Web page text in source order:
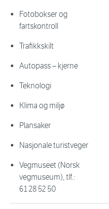
Fotobokser og
fartskontroll
Trafikkskilt
Autopass – kjerne
Teknologi
Klima og miljø
Plansaker
Nasjonale turistveger
Vegmuseet (Norsk
vegmuseum), tlf.:
61 28 52 50